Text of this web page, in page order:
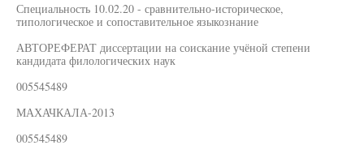
Специальность 10.02.20 - сравнительно-историческое,
типологическое и сопоставительное языкознание
АВТОРЕФЕРАТ диссертации на соискание учёной степени
кандидата филологических наук
005545489
МАХАЧКАЛА-2013
005545489